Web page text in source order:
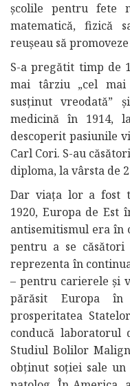
școlile pentru fete
matematică, fizică
reușeau să
S-a pregătit timp de
mai târziu „cel
susținut vreodată”
medicină în 1914,
descoperit pasiunile
Carl Cori. S-au
diploma, la vârsta de
Dar viața lor a fost
1920, Europa de Est
antisemitismul era în
pentru a se
reprezenta în
– pentru carierele și
părăsit Europa
prosperitatea
conducă
Studiul Bolilor
obținut soției sale un